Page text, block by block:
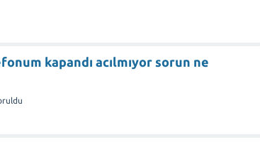
kapandı acılmıyor sorun ne